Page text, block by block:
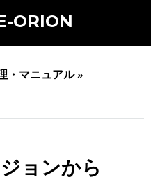
ORION
・マニュアル »
ョンから